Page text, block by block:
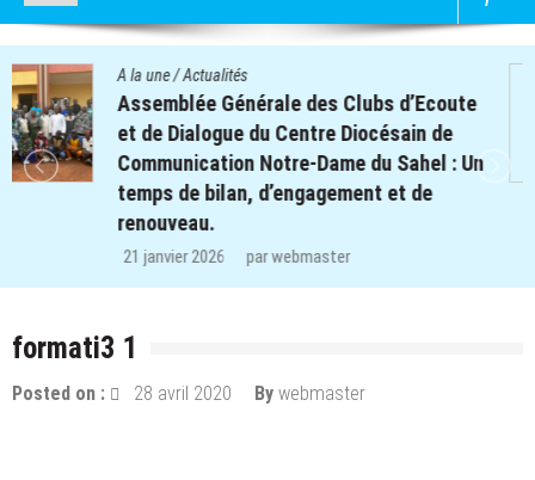
A la une/Actualités
Quatre cent soixante-deux (462) enfants
des clubs d’écoute du projet REPERE
retrouvent le chemin de l’école dans les
régions de Koulsé et de Yaadga.
29 décembre 2025
formati3 1
Posted on : 28 avril 2020 By webmaster